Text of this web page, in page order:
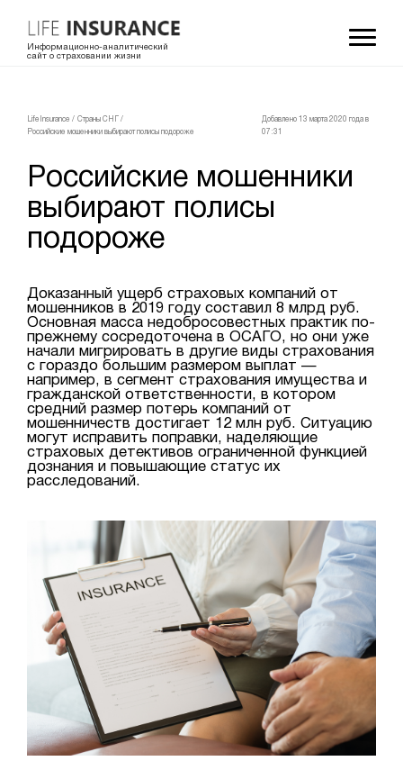
Информационно-аналитический
сайт о страховании жизни
LifeInsurance / Страны СНГ
/
Российские мошенники выбирают полисы подороже
Добавлено 13 мартa 2020 года в
07:31
Российские мошенники
выбирают полисы
подороже
Доказанный ущерб страховых компаний от
мошенников в 2019 году составил 8 млрд руб.
Основная масса недобросовестных практик по-
прежнему сосредоточена в ОСАГО, но они уже
начали мигрировать в другие виды страхования
с гораздо большим размером выплат —
например, в сегмент страхования имущества и
гражданской ответственности, в котором
средний размер потерь компаний от
мошенничеств достигает 12 млн руб. Ситуацию
могут исправить поправки, наделяющие
страховых детективов ограниченной функцией
дознания и повышающие статус их
расследований.